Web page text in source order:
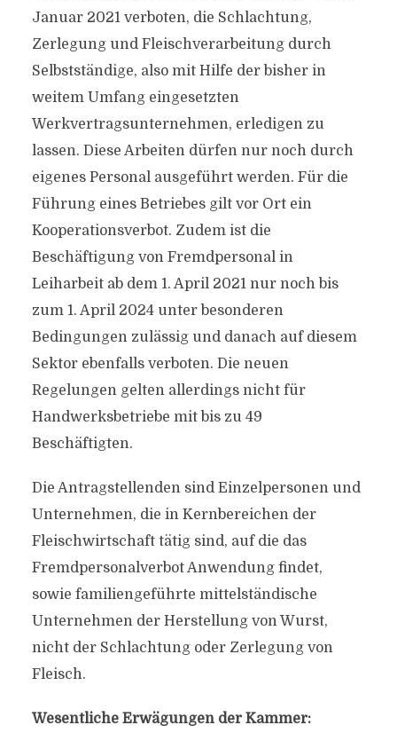
Januar 2021 verboten, die Schlachtung,
Zerlegung und Fleischverarbeitung durch
Selbstständige, also mit Hilfe der bisher in
weitem Umfang eingesetzten
Werkvertragsunternehmen, erledigen zu
lassen. Diese Arbeiten dürfen nur noch durch
eigenes Personal ausgeführt werden. Für die
Führung eines Betriebes gilt vor Ort ein
Kooperationsverbot. Zudem ist die
Beschäftigung von Fremdpersonal in
Leiharbeit ab dem 1. April 2021 nur noch bis
zum 1. April 2024 unter besonderen
Bedingungen zulässig und danach auf diesem
Sektor ebenfalls verboten. Die neuen
Regelungen gelten allerdings nicht für
Handwerksbetriebe mit bis zu 49
Beschäftigten.
Die Antragstellenden sind Einzelpersonen und
Unternehmen, die in Kernbereichen der
Fleischwirtschaft tätig sind, auf die das
Fremdpersonalverbot Anwendung findet,
sowie familiengeführte mittelständische
Unternehmen der Herstellung von Wurst,
nicht der Schlachtung oder Zerlegung von
Fleisch.
Wesentliche Erwägungen der Kammer: